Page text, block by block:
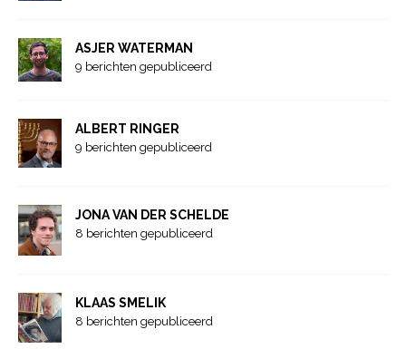
ASJER WATERMAN
9 berichten gepubliceerd
ALBERT RINGER
9 berichten gepubliceerd
JONA VAN DER SCHELDE
8 berichten gepubliceerd
KLAAS SMELIK
8 berichten gepubliceerd